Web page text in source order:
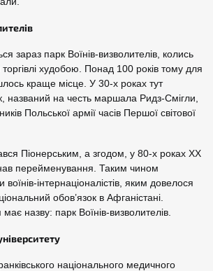
зараз парк Воїнів-визволителів, колись
худобою. Понад 100 років тому для
краще місце. У 30-х роках тут
названий на честь маршала Ридз-Смігли,
Польської армії часів Першої світової
Піонерським, а згодом, у 80-х роках XX
перейменування. Таким чином
інтернаціоналістів, яким довелося
обов’язок в Афганістані.
назву: парк Воїнів-визволителів.
національного медичного